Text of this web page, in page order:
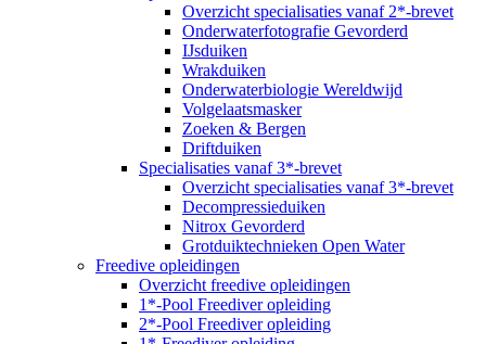
Overzicht specialisaties vanaf 2*-brevet
Onderwaterfotografie Gevorderd
IJsduiken
Wrakduiken
Onderwaterbiologie Wereldwijd
Volgelaatsmasker
Zoeken & Bergen
Driftduiken
Specialisaties vanaf 3*-brevet
Overzicht specialisaties vanaf 3*-brevet
Decompressieduiken
Nitrox Gevorderd
Grotduiktechnieken Open Water
Freedive opleidingen
Overzicht freedive opleidingen
1*-Pool Freediver opleiding
2*-Pool Freediver opleiding